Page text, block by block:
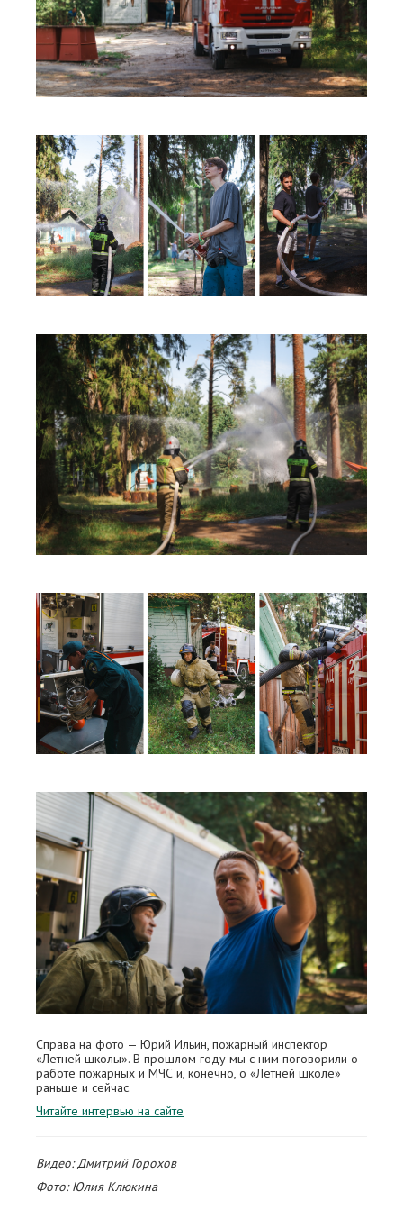
Справа на фото — Юрий Ильин, пожарный инспектор
«Летней школы». В прошлом году мы с ним поговорили о
работе пожарных и МЧС и, конечно, о «Летней школе»
раньше и сейчас.
Читайте интервью на сайте
Видео: Дмитрий Горохов
Фото: Юлия Клюкина